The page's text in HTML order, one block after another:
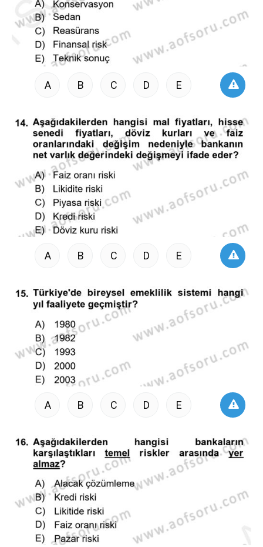
A B C D E
A B C D E
A B C D E